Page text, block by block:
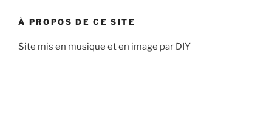
À PROPOS DE CE SITE
Site mis en musique et en image par DIY